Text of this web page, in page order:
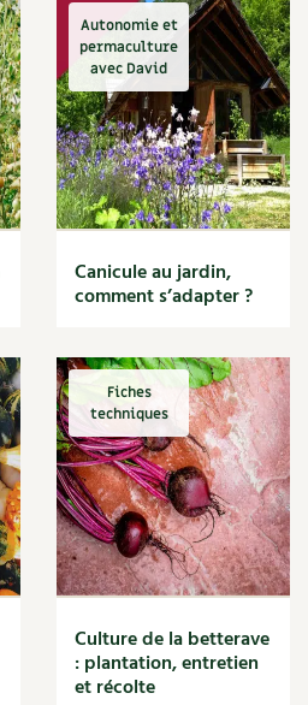
Autonomie et
permaculture
avec David
Canicule au jardin,
comment s’adapter ?
Fiches
techniques
Culture de la betterave
: plantation, entretien
et récolte